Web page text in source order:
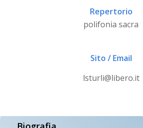
Repertorio
polifonia sacra
Sito / Email
lsturli@libero.it